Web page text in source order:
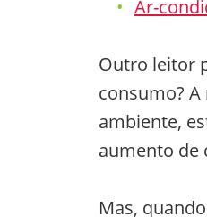
Ar-
Outro leitor
consumo?
ambiente,
aumento de
Mas,